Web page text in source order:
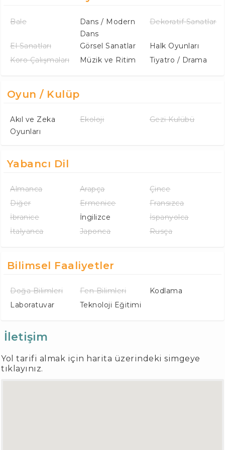
Bale
Dans / Modern
Dans
Dekoratif Sanatlar
El Sanatları Görsel Sanatlar
Halk Oyunları
Koro Çalışmaları
Müzik ve Ritim Tiyatro / Drama
Oyun / Kulüp
Akıl ve Zeka
Oyunları
Ekoloji Gezi Kulübü
Yabancı Dil
Almanca Arapça
Çince
Diğer
Ermenice
Fransızca
İbranice
İngilizce
İspanyolca
İtalyanca
Japonca Rusça
Bilimsel Faaliyetler
Doğa Bilimleri Fen Bilimleri
Kodlama
Laboratuvar
Teknoloji Eğitimi
İletişim
Yol tarifi almak için harita üzerindeki simgeye
tıklayınız.